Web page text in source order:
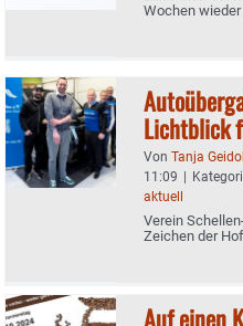
Wochen
Lichtblick
Von Tanja
11:09 |
aktuell
Verein
Zeichen der
Auf einen